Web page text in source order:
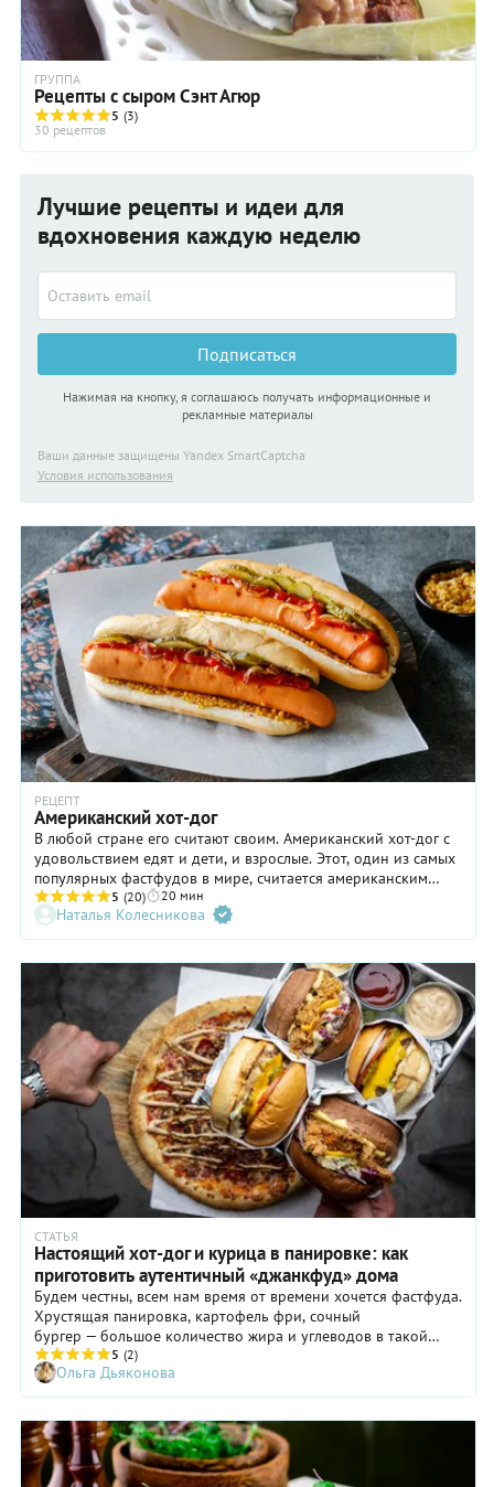
ГРУППА
Рецепты с сыром Сэнт Агюр
5 (3)
30 рецептов
Лучшие рецепты и идеи для
вдохновения каждую неделю
Подписаться
Нажимая на кнопку, я соглашаюсь получать информационные и
рекламные материалы
Ваши данные защищены Yandex SmartCaptcha
Условия использования
РЕЦЕПТ
Американский хот-дог
В любой стране его считают своим. Американский хот-дог с
удовольствием едят и дети, и взрослые. Этот, один из самых
популярных фастфудов в мире, считается американским
изобретением, хотя корни у него немецкие. По одной из
версий его создал немецкий эмигрант, решивший торговать
горячими мясными колбасками на улице. Покупателям брать
ее в разрезанную пополам булочку. Пришлось смазать ее
горчицей, потом кетчупом, добавить маринованный огурец,
лук, и от покупателей не стало отбоя. Вкус хот-дога во
многом зависит от качества двух главных ингредиентов —
сосиски и булочки. По мнению американцев, не всякая
сосиска достойна хот-дога. Она должна быть очень вкусная,
с преобладанием говяжьего фарша, и длиной не менее 15
см. Ну и к булочке особые требования: воздушность,
мягкость и малый вес. Что касается наполнителей и соусов,
то они в каждом штате свои, так что эксперименты с хот-
догом приветствуются. Название этого бутерброда
переводится как «горячая собака» и никто не знает, почему.
5 (20) 20 мин
Наталья Колесникова
СТАТЬЯ
Настоящий хот-дог и курица в панировке: как
приготовить аутентичный «джанкфуд» дома
Будем честны, всем нам время от времени хочется фастфуда.
Хрустящая панировка, картофель фри, сочный
бургер — большое количество жира и углеводов в такой
пище быстро воздействуют на центры удовольствия в мозге
и вызывают насыщение. При этом мы никогда не знаем, из
чего делают такую еду в ресторанах, используют ли
качественные масло (и вовремя ли меняют его во фритюре),
мясо, соусы и панировки. Можно сделать фастфуд немного
полезнее, если готовить дома. Вот несколько типичных
блюд, которые несложно сделать самостоятельно.
5 (2)
Ольга Дьяконова